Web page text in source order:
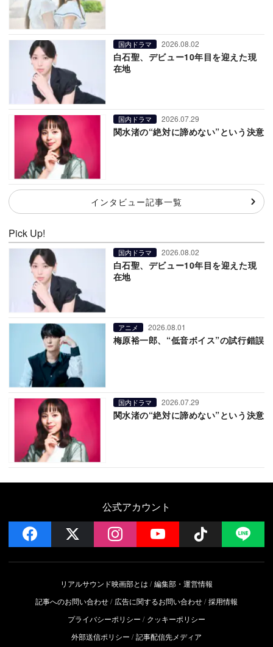
国内ドラマ 2026.08.02
白石聖、デビュー10年目を迎えた現
在地
国内ドラマ 2026.07.29
関水渚の“絶対に諦めない”という決意
インタビュー記事一覧
Pick Up!
国内ドラマ 2026.08.02
白石聖、デビュー10年目を迎えた現
在地
アニメ 2026.08.01
梅原裕一郎、“低音ボイス”の試行錯誤
国内ドラマ 2026.07.29
関水渚の“絶対に諦めない”という決意
公式アカウント
facebook instagramYouTube Follow
リアルサウンド映画部とは
編集部・運営情報
記事へのお問い合わせ
広告に関するお問い合わせ 採用情報
プライバシーポリシー
クッキーポリシー
外部送信ポリシー
記事配信先メディア